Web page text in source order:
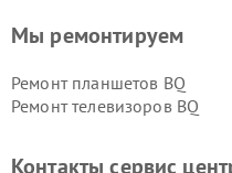
Мы ремонтируем
Ремонт планшетов BQ
Ремонт телевизоров BQ
Контакты сервис